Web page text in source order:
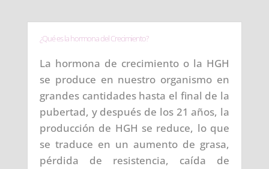
¿Qué es la hormona del Crecimiento?
La hormona de crecimiento o la HGH
se produce en nuestro organismo en
grandes cantidades hasta el final de la
pubertad, y después de los 21 años, la
producción de HGH se reduce, lo que
se traduce en un aumento de grasa,
pérdida de resistencia, caída de